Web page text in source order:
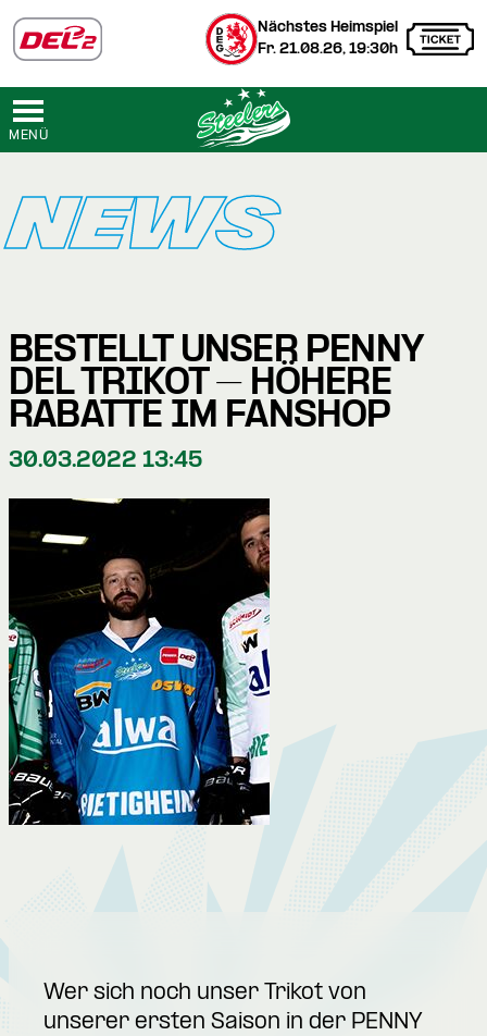
Nächstes Heimspiel
Fr. 21.08.26, 19:30h
MENÜ
NEWS
BESTELLT UNSER PENNY
DEL TRIKOT – HÖHERE
RABATTE IM FANSHOP
30.03.2022 13:45
Wer sich noch unser Trikot von
unserer ersten Saison in der PENNY